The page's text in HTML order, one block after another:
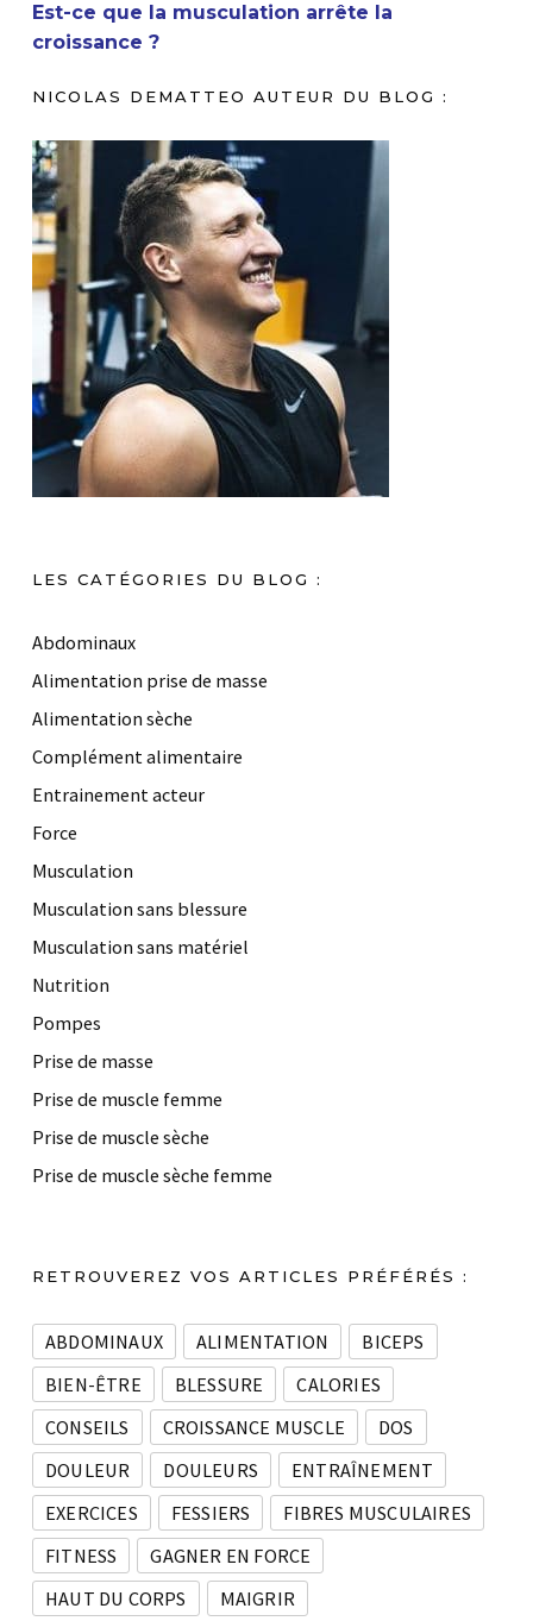
Est-ce que la musculation arrête la
croissance ?
NICOLAS DEMATTEO AUTEUR DU BLOG :
LES CATÉGORIES DU BLOG :
Abdominaux
Alimentation prise de masse
Alimentation sèche
Complément alimentaire
Entrainement acteur
Force
Musculation
Musculation sans blessure
Musculation sans matériel
Nutrition
Pompes
Prise de masse
Prise de muscle femme
Prise de muscle sèche
Prise de muscle sèche femme
RETROUVEREZ VOS ARTICLES PRÉFÉRÉS :
ABDOMINAUX ALIMENTATION
BICEPS
BIEN-ÊTRE
BLESSURE
CALORIES
CONSEILS
CROISSANCE MUSCLE
DOS
DOULEUR
DOULEURS
ENTRAÎNEMENT
EXERCICES
FESSIERS
FIBRES MUSCULAIRES
FITNESS
GAGNER EN FORCE
HAUT DU CORPS
MAIGRIR